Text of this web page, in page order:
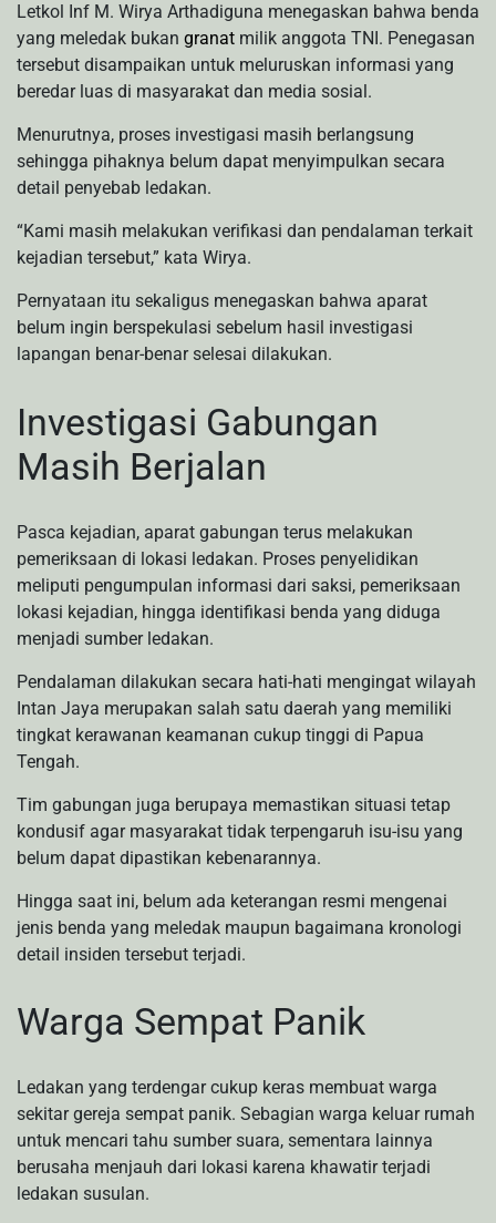
Letkol Inf M. Wirya Arthadiguna menegaskan bahwa benda
yang meledak bukan granat milik anggota TNI. Penegasan
tersebut disampaikan untuk meluruskan informasi yang
beredar luas di masyarakat dan media sosial.
Menurutnya, proses investigasi masih berlangsung
sehingga pihaknya belum dapat menyimpulkan secara
detail penyebab ledakan.
“Kami masih melakukan verifikasi dan pendalaman terkait
kejadian tersebut,” kata Wirya.
Pernyataan itu sekaligus menegaskan bahwa aparat
belum ingin berspekulasi sebelum hasil investigasi
lapangan benar-benar selesai dilakukan.
Investigasi Gabungan
Masih Berjalan
Pasca kejadian, aparat gabungan terus melakukan
pemeriksaan di lokasi ledakan. Proses penyelidikan
meliputi pengumpulan informasi dari saksi, pemeriksaan
lokasi kejadian, hingga identifikasi benda yang diduga
menjadi sumber ledakan.
Pendalaman dilakukan secara hati-hati mengingat wilayah
Intan Jaya merupakan salah satu daerah yang memiliki
tingkat kerawanan keamanan cukup tinggi di Papua
Tengah.
Tim gabungan juga berupaya memastikan situasi tetap
kondusif agar masyarakat tidak terpengaruh isu-isu yang
belum dapat dipastikan kebenarannya.
Hingga saat ini, belum ada keterangan resmi mengenai
jenis benda yang meledak maupun bagaimana kronologi
detail insiden tersebut terjadi.
Warga Sempat Panik
Ledakan yang terdengar cukup keras membuat warga
sekitar gereja sempat panik. Sebagian warga keluar rumah
untuk mencari tahu sumber suara, sementara lainnya
berusaha menjauh dari lokasi karena khawatir terjadi
ledakan susulan.